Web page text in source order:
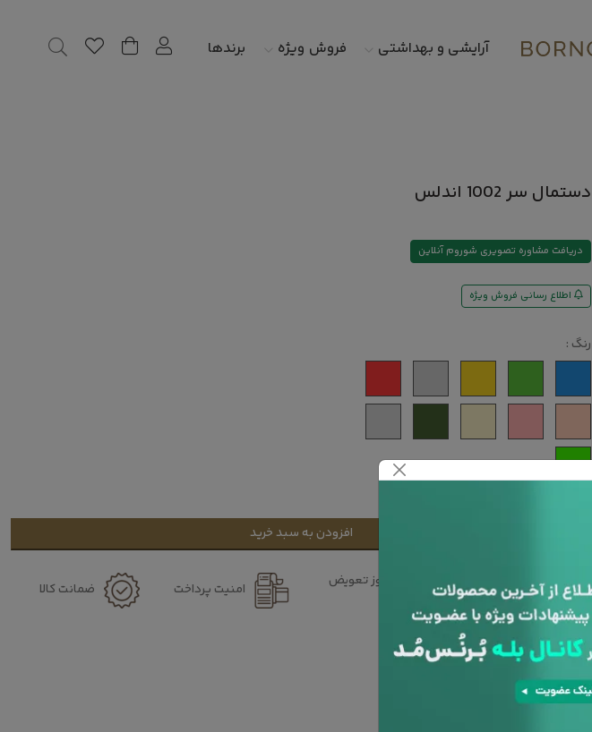
آرایشی و بهداشتی فروش ویژه برندها
دستمال‌ سر 1002 اندلس
دریافت مشاوره تصویری شوروم آنلاین
اطلاع رسانی فروش ویژه
رنگ :
افزودن به سبد خرید
ساعته
۷ روز تعویض
امنیت پرداخت ضمانت کالا
افزودن به علاقه مندی ها